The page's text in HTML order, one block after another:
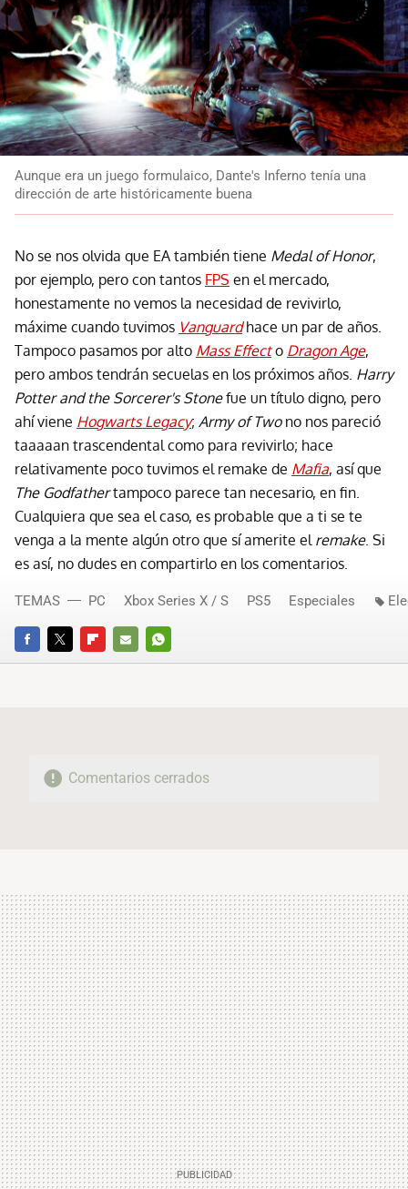
Aunque era un juego formulaico, Dante's Inferno tenía una
dirección de arte históricamente buena
No se nos olvida que EA también tiene Medal of Honor,
por ejemplo, pero con tantos FPS en el mercado,
honestamente no vemos la necesidad de revivirlo,
máxime cuando tuvimos Vanguard hace un par de años.
Tampoco pasamos por alto Mass Effecto Dragon Age,
pero ambos tendrán secuelas en los próximos años. Harry
Potter and the Sorcerer's Stonefue un título digno, pero
ahí viene Hogwarts Legacy; Army of Twono nos pareció
taaaaan trascendental como para revivirlo; hace
relativamente poco tuvimos el remake de Mafia, así que
The Godfathertampoco parece tan necesario, en fin.
Cualquiera que sea el caso, es probable que a ti se te
venga a la mente algún otro que sí amerite el remake. Si
es así, no dudes en compartirlo en los comentarios.
FACEBOOKTWITTERFLIPBOARD
E-
WHATSAPP
TEMAS PC Xbox Series X / S PS5 Especiales
Comentarios cerrados